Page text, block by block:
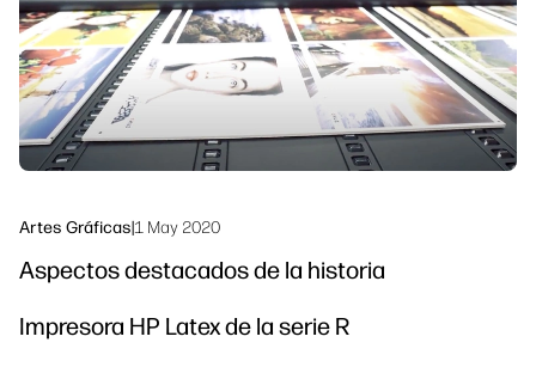
Síguenos
linkedInfacebook
twitteryoutube
Artes Gráficas|1 May 2020
Aspectos destacados de la historia
Impresora HP Latex de la serie R